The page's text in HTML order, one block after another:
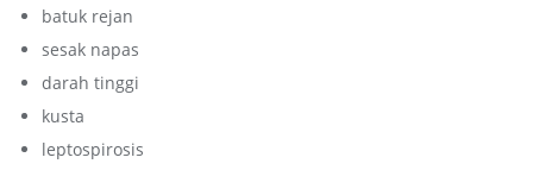
batuk rejan
sesak napas
darah tinggi
kusta
leptospirosis